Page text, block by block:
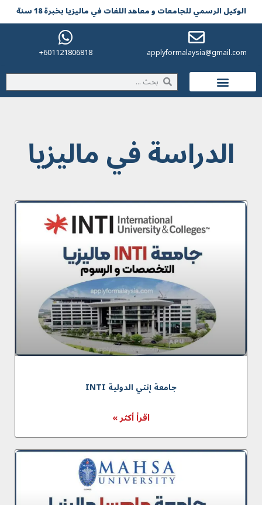
الوکیل الرسمي للجامعات و معاهد اللغات في مالیزیا بخبرة 18 سنة
applyformalaysia@gmail.com
601121806818+
الدراسة في مالیزیا
جامعة إنتي الدولية INTI
اقرأ أكثر »